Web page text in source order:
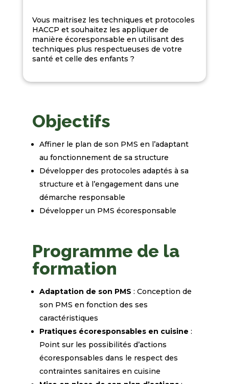
Vous maitrisez les techniques et protocoles
HACCP et souhaitez les appliquer de
manière écoresponsable en utilisant des
techniques plus respectueuses de votre
santé et celle des enfants ?
Objectifs
Affiner le plan de son PMS en l’adaptant
au fonctionnement de sa structure
Développer des protocoles adaptés à sa
structure et à l’engagement dans une
démarche responsable
Développer un PMS écoresponsable
Programme de la
formation
Adaptation de son PMS : Conception de
son PMS en fonction des ses
caractéristiques
Pratiques écoresponsables en cuisine :
Point sur les possibilités d’actions
écoresponsables dans le respect des
contraintes sanitaires en cuisine